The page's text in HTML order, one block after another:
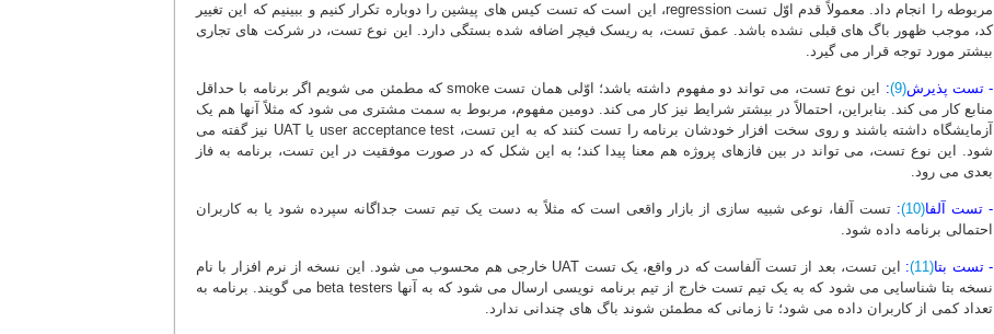
مربوطه را انجام داد. معمولاً قدم اوّل تست regression، این است که تست کیس های پیشین را دوباره تکرار کنیم و ببینیم که این تغییر
کد، موجب ظهور باگ های قبلی نشده باشد. عمق تست، به ریسک فیچر اضافه شده بستگی دارد. این نوع تست، در شرکت های تجاری
بیشتر مورد توجه قرار می گیرد.
- تست پذیرش(9)
:
این نوع تست، می تواند دو مفهوم داشته باشد؛ اوّلی همان تست smoke که مطمئن می شویم اگر برنامه با حداقل
منابع کار می کند. بنابراین، احتمالاً در بیشتر شرایط نیز کار می کند. دومین مفهوم، مربوط به سمت مشتری می شود که مثلاً آنها هم یک
آزمایشگاه داشته باشند و روی سخت افزار خودشان برنامه را تست کنند که به این تست، user acceptance test یا UAT نیز گفته می
شود. این نوع تست، می تواند در بین فازهای پروژه هم معنا پیدا کند؛ به این شکل که در صورت موفقیت در این تست، برنامه به فاز
بعدی می رود.
- تست آلفا(10)
: تست آلفا، نوعی شبیه سازی از بازار واقعی است که مثلاً به دست یک تیم تست جداگانه سپرده شود یا به کاربران
احتمالی برنامه داده شود.
- تست بتا(11)
:
این تست، بعد از تست آلفاست که در واقع، یک تست UAT خارجی هم محسوب می شود. این نسخه از نرم افزار با نام
نسخه بتا شناسایی می شود که به یک تیم تست خارج از تیم برنامه نویسی ارسال می شود که به آنها beta testers می گویند. برنامه به
تعداد کمی از کاربران داده می شود؛ تا زمانی که مطمئن شوند باگ های چندانی ندارد.